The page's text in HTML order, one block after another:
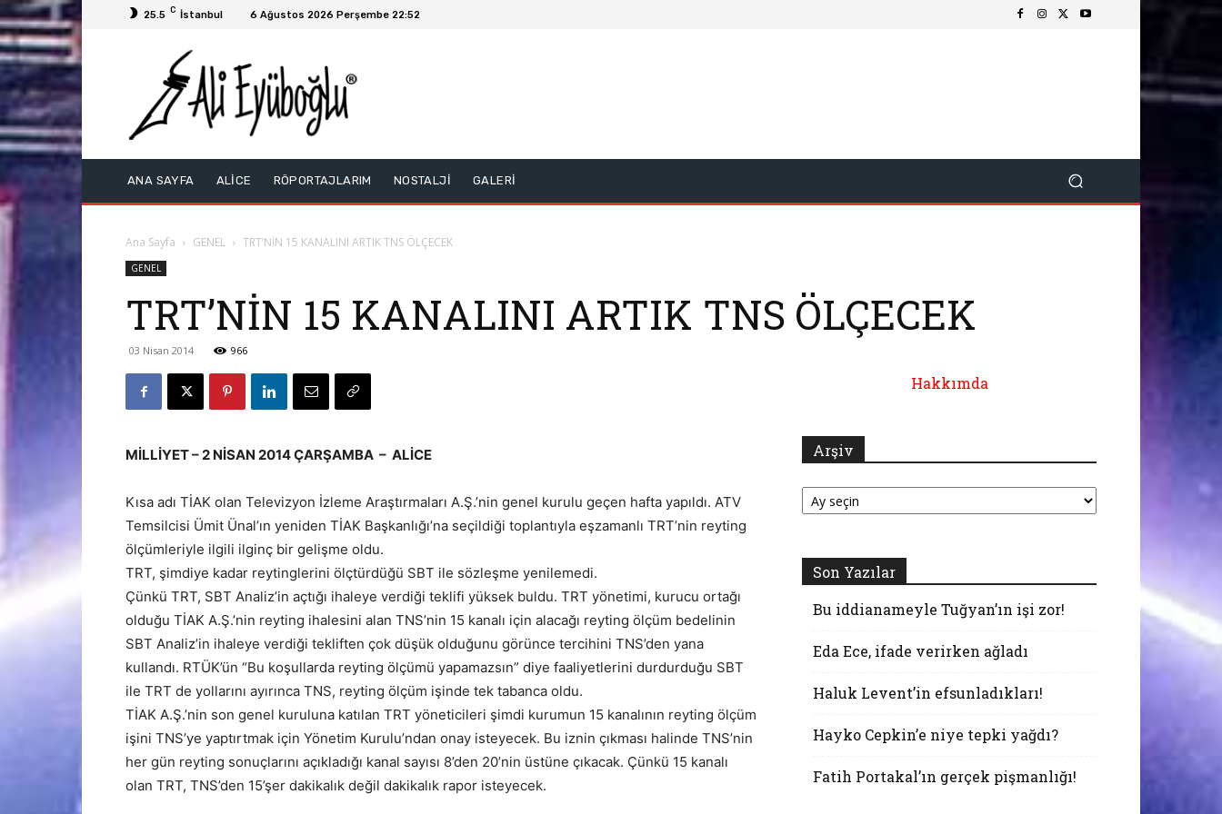
25.5 C İstanbul 6 Ağustos 2026 Perşembe 22:52
ANA SAYFA ALİCE RÖPORTAJLARIM NOSTALJİ GALERİ
Ana Sayfa GENEL TRT’NİN 15 KANALINI ARTIK TNS ÖLÇECEK
GENEL
TRT’NİN 15 KANALINI ARTIK TNS ÖLÇECEK
03 Nisan 2014 966
MİLLİYET – 2 NİSAN 2014 ÇARŞAMBA – ALİCE
Kısa adı TİAK olan Televizyon İzleme Araştırmaları A.Ş.’nin genel kurulu geçen hafta yapıldı. ATV
Temsilcisi Ümit Ünal’ın yeniden TİAK Başkanlığı’na seçildiği toplantıyla eşzamanlı TRT’nin reyting
ölçümleriyle ilgili ilginç bir gelişme oldu.
TRT, şimdiye kadar reytinglerini ölçtürdüğü SBT ile sözleşme yenilemedi.
Çünkü TRT, SBT Analiz’in açtığı ihaleye verdiği teklifi yüksek buldu. TRT yönetimi, kurucu ortağı
olduğu TİAK A.Ş.’nin reyting ihalesini alan TNS’nin 15 kanalı için alacağı reyting ölçüm bedelinin
SBT Analiz’in ihaleye verdiği tekliften çok düşük olduğunu görünce tercihini TNS’den yana
kullandı. RTÜK’ün “Bu koşullarda reyting ölçümü yapamazsın” diye faaliyetlerini durdurduğu SBT
ile TRT de yollarını ayırınca TNS, reyting ölçüm işinde tek tabanca oldu.
TİAK A.Ş.’nin son genel kuruluna katılan TRT yöneticileri şimdi kurumun 15 kanalının reyting ölçüm
işini TNS’ye yaptırtmak için Yönetim Kurulu’ndan onay isteyecek. Bu iznin çıkması halinde TNS’nin
her gün reyting sonuçlarını açıkladığı kanal sayısı 8’den 20’nin üstüne çıkacak. Çünkü 15 kanalı
olan TRT, TNS’den 15’şer dakikalık değil dakikalık rapor isteyecek.
Hakkımda
Arşiv
Arşiv
Son Yazılar
Bu iddianameyle Tuğyan’ın işi zor!
Eda Ece, ifade verirken ağladı
Haluk Levent’in efsunladıkları!
Hayko Cepkin’e niye tepki yağdı?
Fatih Portakal’ın gerçek pişmanlığı!